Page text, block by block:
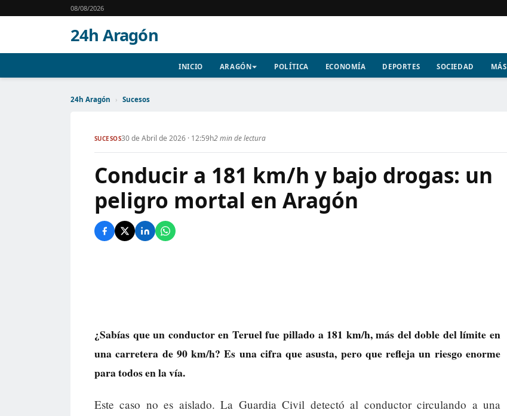
08/08/2026
24h Aragón
INICIO ARAGÓN POLÍTICA ECONOMÍA DEPORTES SOCIEDAD MÁS
24h Aragón › Sucesos
SUCESOS30 de Abril de 2026 · 12:59h2 min de lectura
Conducir a 181 km/h y bajo drogas: un
peligro mortal en Aragón
¿Sabías que un conductor en Teruel fue pillado a 181 km/h, más del doble del límite en
una carretera de 90 km/h? Es una cifra que asusta, pero que refleja un riesgo enorme
para todos en la vía.
Este caso no es aislado. La Guardia Civil detectó al conductor circulando a una